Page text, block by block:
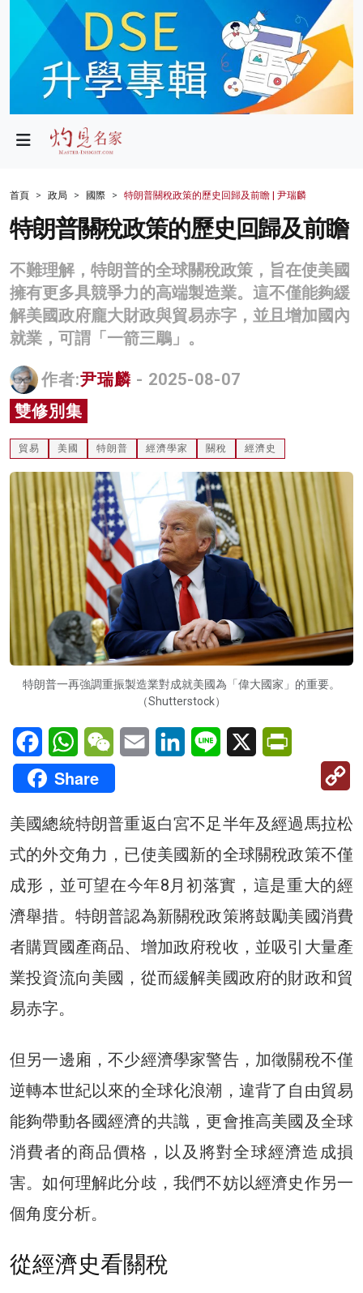
政局
財經
生活
商業
科技
名家榜
灼見活動
關於我們
首頁 政局 國際 特朗普關稅政策的歷史回歸及前瞻 | 尹瑞麟
特朗普關稅政策的歷史回歸及前瞻
不難理解，特朗普的全球關稅政策，旨在使美國
擁有更多具競爭力的高端製造業。這不僅能夠緩
解美國政府龐大財政與貿易赤字，並且增加國內
就業，可謂「一箭三鵰」。
作者:尹瑞麟 - 2025-08-07
雙修別集
貿易 美國 特朗普 經濟學家 關稅 經濟史
特朗普一再強調重振製造業對成就美國為「偉大國家」的重要。
（Shutterstock）
FacebookWhatsAppWeChatEmail LinkedInLine X
Share
美國總統特朗普重返白宮不足半年及經過馬拉松
式的外交角力，已使美國新的全球關稅政策不僅
成形，並可望在今年8月初落實，這是重大的經
濟舉措。特朗普認為新關稅政策將鼓勵美國消費
者購買國產商品、增加政府稅收，並吸引大量產
業投資流向美國，從而緩解美國政府的財政和貿
易赤字。
但另一邊廂，不少經濟學家警告，加徵關稅不僅
逆轉本世紀以來的全球化浪潮，違背了自由貿易
能夠帶動各國經濟的共識，更會推高美國及全球
消費者的商品價格，以及將對全球經濟造成損
害。如何理解此分歧，我們不妨以經濟史作另一
個角度分析。
從經濟史看關稅